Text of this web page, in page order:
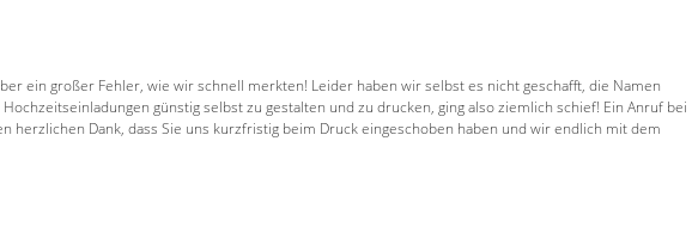
ein großer Fehler, wie wir schnell merkten! Leider haben wir selbst es nicht geschafft, die Namen
günstig selbst zu gestalten und zu drucken, ging also ziemlich schief! Ein Anruf bei
herzlichen Dank, dass Sie uns kurzfristig beim Druck eingeschoben haben und wir endlich mit dem